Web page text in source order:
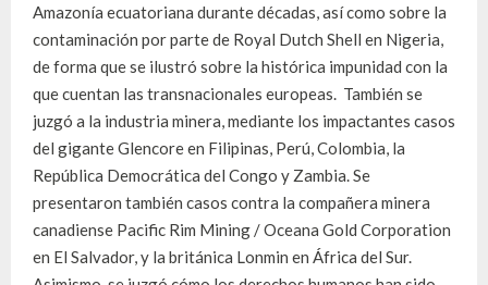
Amazonía ecuatoriana durante décadas, así como sobre la
contaminación por parte de Royal Dutch Shell en Nigeria,
de forma que se ilustró sobre la histórica impunidad con la
que cuentan las transnacionales europeas. También se
juzgó a la industria minera, mediante los impactantes casos
del gigante Glencore en Filipinas, Perú, Colombia, la
República Democrática del Congo y Zambia. Se
presentaron también casos contra la compañera minera
canadiense Pacific Rim Mining / Oceana Gold Corporation
en El Salvador, y la británica Lonmin en África del Sur.